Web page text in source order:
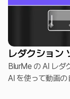
レダクション
BlurMe の AI レダ
AI を使って動画の